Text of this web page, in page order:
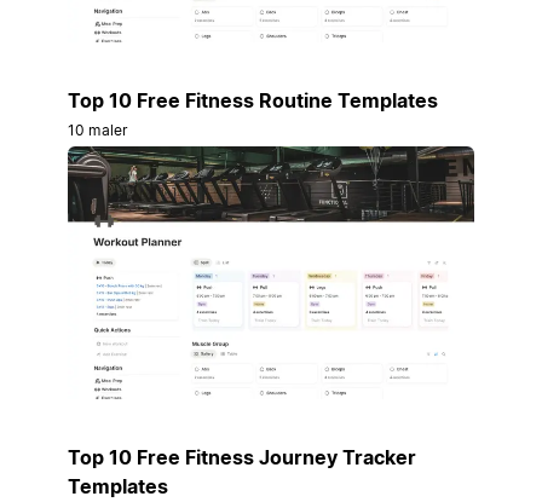
Top 10 Free Fitness Routine Templates
10 maler
Top 10 Free Fitness Journey Tracker
Templates